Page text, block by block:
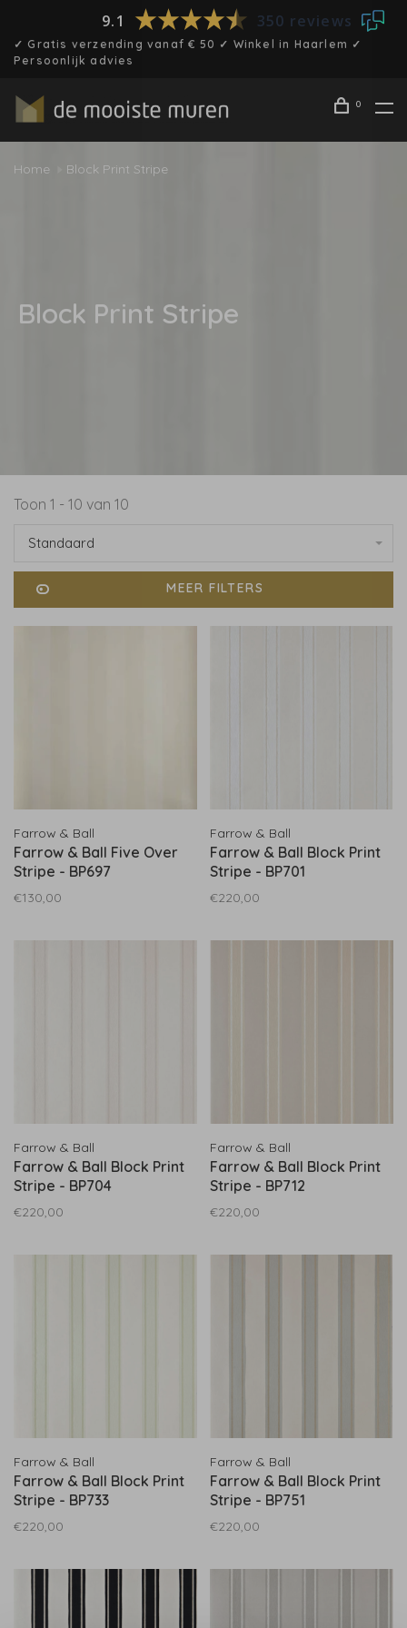
9.1 350 reviews
✓ Gratis verzending vanaf € 50 ✓ Winkel in Haarlem ✓
Persoonlijk advies
0
Home Block Print Stripe
Block Print Stripe
Toon 1 - 10 van 10
Standaard
MEER FILTERS
Farrow & Ball
Farrow & Ball Five Over
Stripe - BP697
€130,00
Farrow & Ball
Farrow & Ball Block Print
Stripe - BP701
€220,00
Farrow & Ball
Farrow & Ball Block Print
Stripe - BP704
€220,00
Farrow & Ball
Farrow & Ball Block Print
Stripe - BP712
€220,00
Farrow & Ball
Farrow & Ball Block Print
Stripe - BP733
€220,00
Farrow & Ball
Farrow & Ball Block Print
Stripe - BP751
€220,00